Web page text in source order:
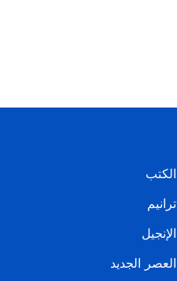
الكتب
ترانيم
الإنجيل
العصر الجديد